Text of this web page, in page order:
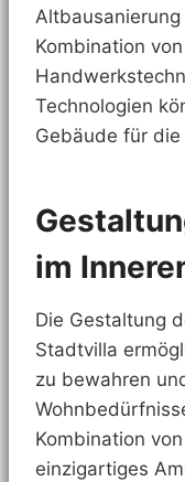
Kombination
Technologien
Gebäude für
im
Die Gestaltung
Stadtvilla
zu bewahren
Kombination
einzigartiges